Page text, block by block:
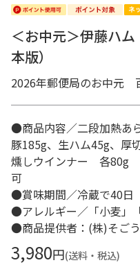
＜お中元＞伊藤ハ
本版）
2026年郵便局のお中元
●商品内容／二段加熱あ
豚185g、生ハム45g、厚
燻しウインナー 各80g
可
●賞味期間／冷蔵で40日
●アレルギー／「小麦」
●商品提供者：(株)そご
3,980円(送料・税込)